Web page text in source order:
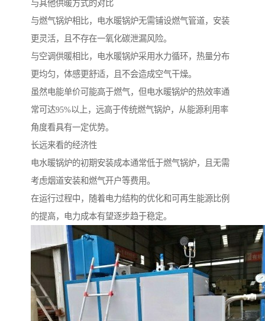
与其他供暖方式的对比
与燃气锅炉相比，电水暖锅炉无需铺设燃气管道，安装
更灵活，且不存在一氧化碳泄漏风险。
与空调供暖相比，电水暖锅炉采用水力循环，热量分布
更均匀，体感更舒适，且不会造成空气干燥。
虽然电能单价可能高于燃气，但电水暖锅炉的热效率通
常可达95%以上，远高于传统燃气锅炉，从能源利用率
角度看具有一定优势。
长远来看的经济性
电水暖锅炉的初期安装成本通常低于燃气锅炉，且无需
考虑烟道安装和燃气开户等费用。
在运行过程中，随着电力结构的优化和可再生能源比例
的提高，电力成本有望逐步趋于稳定。